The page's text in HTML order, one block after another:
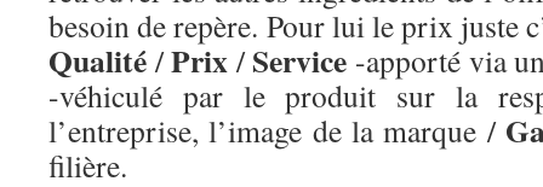
besoin de repère. Pour lui le prix juste
Qualité /Prix /Service -apporté via
-véhiculé par le produit sur la
l’entreprise, l’image de la marque /
filière.